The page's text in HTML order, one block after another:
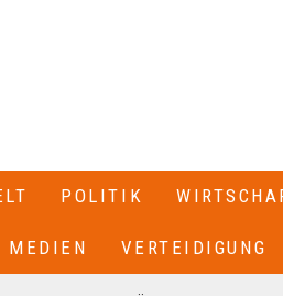
POLITIK
MEDIEN VERTEIDIGUNG